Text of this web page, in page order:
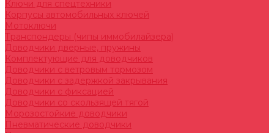
Ключи для спецтехники
Корпусы автомобильных ключей
Мотоключи
Транспондеры (чипы иммобилайзера)
Доводчики дверные, пружины
Комплектующие для доводчиков
Доводчики с ветровым тормозом
Доводчики с задержкой закрывания
Доводчики с фиксацией
Доводчики со скользящей тягой
Морозостойкие доводчики
Пневматические доводчики